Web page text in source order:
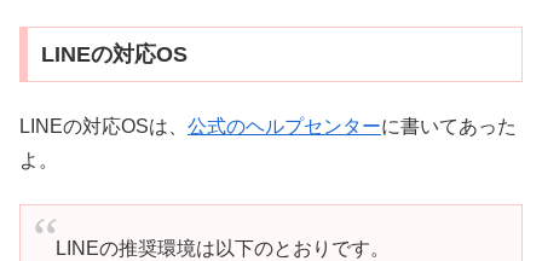
LINEの対応OS
LINEの対応OSは、 公式のヘルプセンターに書いてあった
よ。
LINEの推奨環境は以下のとおりです。